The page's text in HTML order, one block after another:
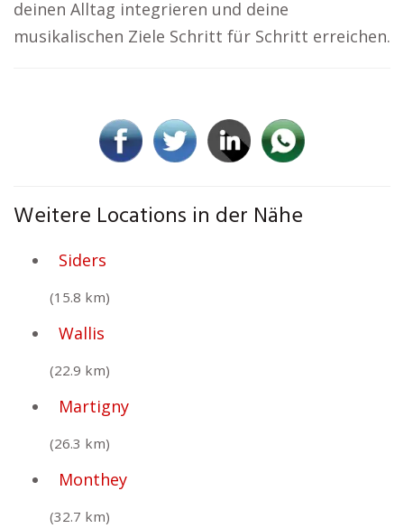
deinen Alltag integrieren und deine
musikalischen Ziele Schritt für Schritt erreichen.
Weitere Locations in der Nähe
Siders
(15.8 km)
Wallis
(22.9 km)
Martigny
(26.3 km)
Monthey
(32.7 km)